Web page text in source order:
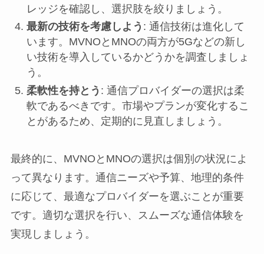
レッジを確認し、選択肢を絞りましょう。
最新の技術を考慮しよう : 通信技術は進化して
います。MVNOとMNOの両方が5Gなどの新し
い技術を導入しているかどうかを調査しましょ
う。
柔軟性を持とう : 通信プロバイダーの選択は柔
軟であるべきです。市場やプランが変化するこ
とがあるため、定期的に見直しましょう。
最終的に、MVNOとMNOの選択は個別の状況によ
って異なります。通信ニーズや予算、地理的条件
に応じて、最適なプロバイダーを選ぶことが重要
です。適切な選択を行い、スムーズな通信体験を
実現しましょう。